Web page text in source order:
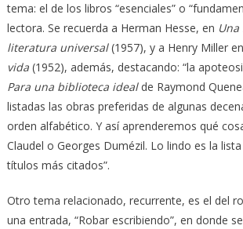
tema: el de los libros “esenciales” o
lectora. Se recuerda a Herman Hesse, en
literatura universal(1957), y a Henry Miller en
vida(1952), además, destacando: “la
Para una biblioteca idealde Raymond
listadas las obras preferidas de algunas
orden alfabético. Y así aprenderemos qué
Claudel o Georges Dumézil. Lo lindo es la
títulos más citados”.
Otro tema relacionado, recurrente, es el del
una entrada, “Robar escribiendo”, en donde